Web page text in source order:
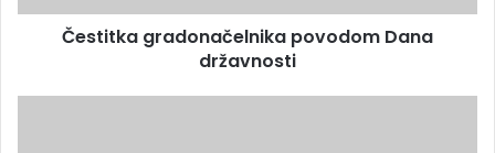
Čestitka gradonačelnika povodom Dana
državnosti